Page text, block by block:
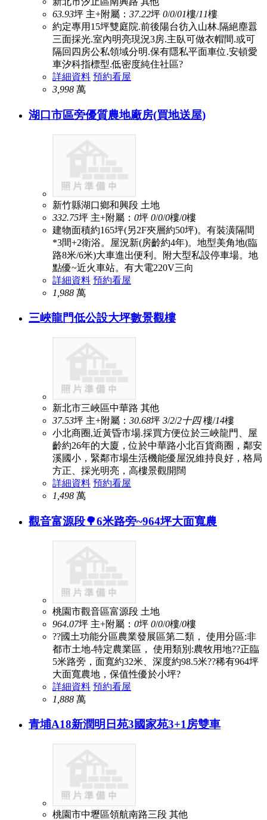
63.93坪 主+附屬： 37.22坪 0/0/01樓/11樓
約定專用15坪雙庭院.前後陽台彷入山林.隔絕塵囂
三面採光.室內明亮現況3房.主臥可做衣帽間.或可
隔回四房公私領域分明.保有隱私平面車位.安頓愛
車汐科指標型.低密度純住社區?
詳細資料 預約看屋
3,998 萬
湖口市區旁優質農地廠房(買地送屋)
新竹縣湖口鄉和興段 土地
332.75坪 主+附屬： 0坪 0/0/0樓/0樓
建物面積約165坪(另2F夾層約50坪)。有裝潢隔間
*3間+2衛浴。屋況新(房齡約4年)。地型美角地(臨
路8米/6米)大車進出便利。附大型私設停車場。地
點優~近火車站。有大電220V三向
詳細資料 預約看屋
1,988 萬
三峽龍門低公設大坪數景觀樓
新北市三峽區中華路 其他
37.53坪 主+附屬： 30.68坪 3/2/2十四樓/14樓
小北商圈,近黃昏市場.採買方便位於三峽龍門、屋
齡約26年的大廈，位於中華路小北百貨商圈，鄰安
溪國小，緊鄰市場生活機能優屋況維持良好，格局
方正、採光明亮，高樓景觀開闊
詳細資料 預約看屋
1,498 萬
觀音富源段🌳6米路旁~964坪大面寬農
桃園市觀音區富源段 土地
964.07坪 主+附屬： 0坪 0/0/0樓/0樓
??國土功能分區農業發展區第二類， 使用分區:非
都市土地-特定農業區， 使用類別:農牧用地??正臨
5米路旁，面寬約32米、深度約98.5米??稀有964坪
大面寬農地，保值性優於小坪?
詳細資料 預約看屋
1,888 萬
青埔A18新潤明日苑3國家苑3+1房雙車
桃園市中壢區領航南路三段 其他